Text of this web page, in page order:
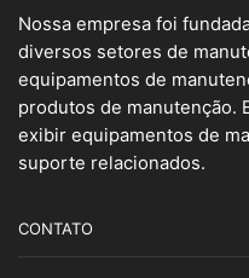
Nossa empresa foi
diversos setores de
equipamentos de
produtos de manutenção.
exibir equipamentos de
suporte relacionados.
CONTATO